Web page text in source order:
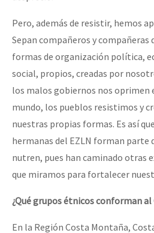
Pero, además de resistir, hemos
Sepan compañeros y
formas de organización política,
social, propios, creadas por
los malos gobiernos nos oprimen
mundo, los pueblos resistimos y
nuestras propias formas. Es así
hermanas del EZLN forman parte
nutren, pues han caminado otras
que miramos para fortalecer
¿Qué grupos étnicos conforman al
En la Región Costa Montaña,